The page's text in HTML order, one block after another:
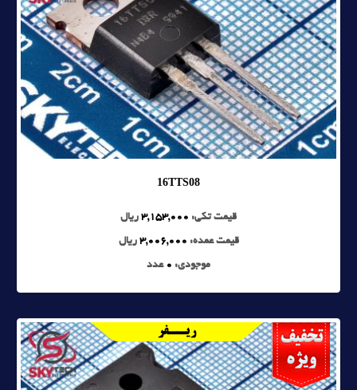
16TTS08
قیمت تکی: 3,153,000 ریال
قیمت عمده: 3,006,000 ریال
موجودی: 0 عدد